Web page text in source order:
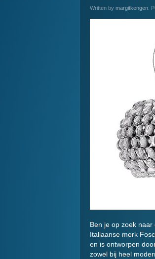
Written by margitkengen .
Ben je op zoek
Italiaanse merk
en is ontworpen
zowel bij heel